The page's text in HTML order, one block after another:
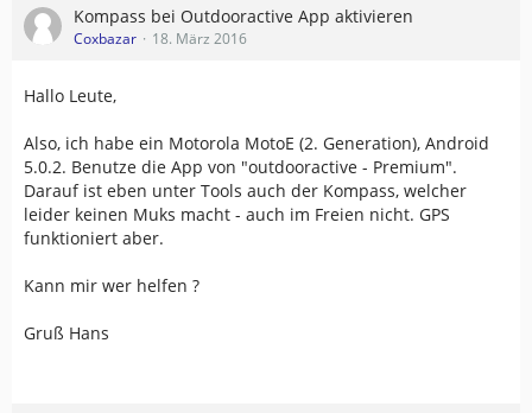
Kompass bei Outdooractive App aktivieren
Coxbazar 18. März 2016
Hallo Leute,
Also, ich habe ein Motorola MotoE (2. Generation), Android
5.0.2. Benutze die App von "outdooractive - Premium".
Darauf ist eben unter Tools auch der Kompass, welcher
leider keinen Muks macht - auch im Freien nicht. GPS
funktioniert aber.
Kann mir wer helfen ?
Gruß Hans